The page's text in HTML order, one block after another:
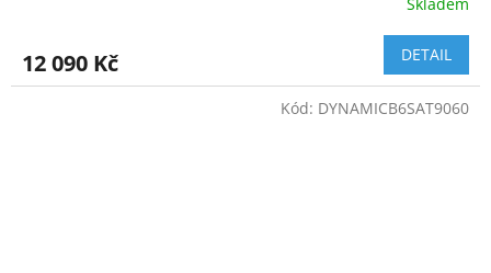
M
A
12 090 Kč DETAIL
Kód: DYNAMICB6SAT9060